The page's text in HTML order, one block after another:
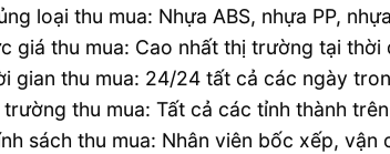
loại thu mua: Nhựa ABS, nhựa PP,
giá thu mua: Cao nhất thị trường tại thời
gian thu mua: 24/24 tất cả các ngày
trường thu mua: Tất cả các tỉnh thành
sách thu mua: Nhân viên bốc xếp,